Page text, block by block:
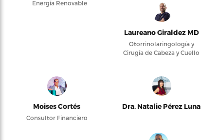
Energía Renovable
Laureano Giraldez MD
Otorrinolaringología y
Cirugía de Cabeza y Cuello
Moises Cortés
Consultor Financiero
Dra. Natalie Pérez Luna